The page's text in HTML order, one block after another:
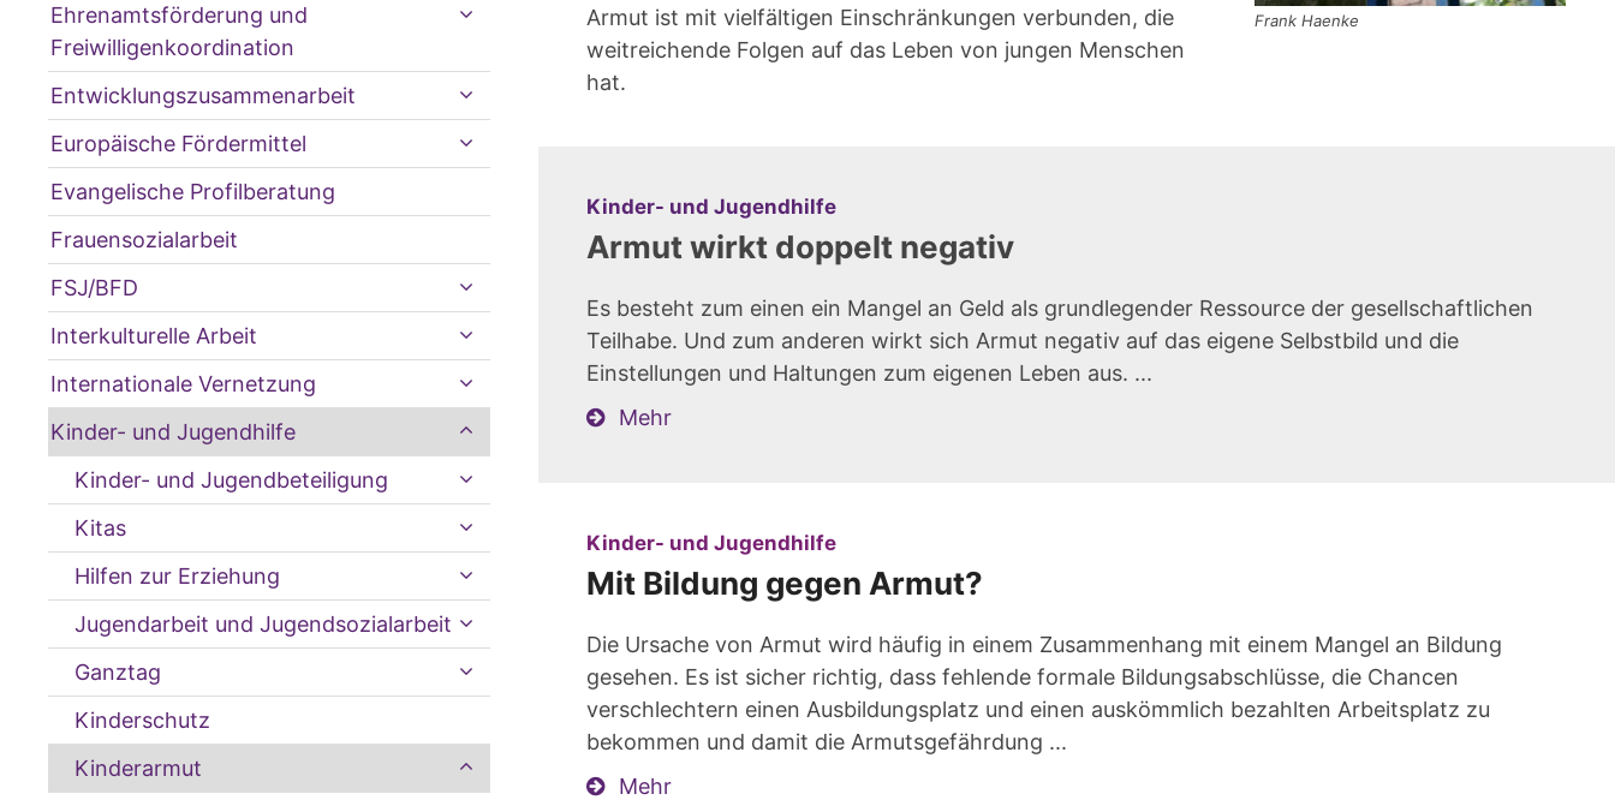
Frank Haenke
Armut ist mit vielfältigen Einschränkungen verbunden, die
weitreichende Folgen auf das Leben von jungen Menschen
hat.
Kinder- und Jugendhilfe:
Armut wirkt doppelt negativ
Es besteht zum einen ein Mangel an Geld als grundlegender Ressource der gesellschaftlichen
Teilhabe. Und zum anderen wirkt sich Armut negativ auf das eigene Selbstbild und die
Einstellungen und Haltungen zum eigenen Leben aus. ...
Mehr
Kinder- und Jugendhilfe:
Mit Bildung gegen Armut?
Die Ursache von Armut wird häufig in einem Zusammenhang mit einem Mangel an Bildung
gesehen. Es ist sicher richtig, dass fehlende formale Bildungsabschlüsse, die Chancen
verschlechtern einen Ausbildungsplatz und einen auskömmlich bezahlten Arbeitsplatz zu
bekommen und damit die Armutsgefährdung ...
Mehr
Ehrenamtsförderung und
Freiwilligenkoordination
Entwicklungszusammenarbeit
Europäische Fördermittel
Evangelische Profilberatung
Frauensozialarbeit
FSJ/BFD
Interkulturelle Arbeit
Internationale Vernetzung
Kinder- und Jugendhilfe
Kinder- und Jugendbeteiligung
Kitas
Hilfen zur Erziehung
Jugendarbeit und Jugendsozialarbeit
Ganztag
Kinderschutz
Kinderarmut